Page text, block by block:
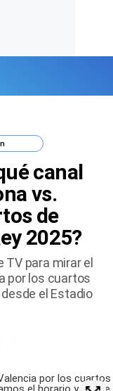
canal
vs.
de
2025?
para mirar el
por los cuartos
el Estadio